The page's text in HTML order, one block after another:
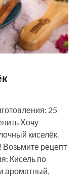
25
Хочу
киселёк.
Возьмите рецепт
Кисель по
ароматный,